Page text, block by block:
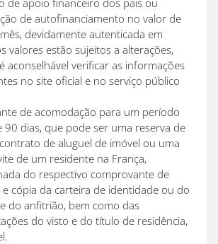
de autofinanciamento no valor de
devidamente autenticada em
valores estão sujeitos a alterações,
aconselhável verificar as informações
no site oficial e no serviço público
de acomodação para um período
90 dias, que pode ser uma reserva de
de aluguel de imóvel ou uma
de um residente na França,
do respectivo comprovante de
e cópia da carteira de identidade ou do
do anfitrião, bem como das
do visto e do título de residência,